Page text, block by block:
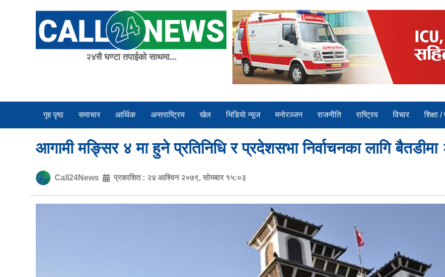
२४सै घण्टा तपाईको साथमा...
गृह पृष्ठ समाचार आर्थिक अन्तराष्ट्रिय खेल भिडियाे न्यूज मनाेरञ्जन राजनीति राष्ट्रिय विचार शिक्षा /
आगामी मङ्सिर ४ मा हुने प्रतिनिधि र प्रदेशसभा निर्वाचनका लागि
Call24News प्रकाशित : २४ आश्विन २०७९, सोमबार १५:०३